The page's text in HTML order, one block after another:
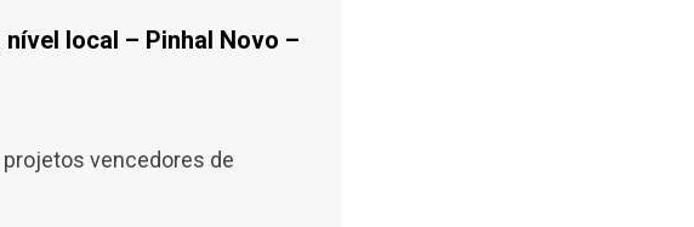
local – Pinhal Novo –
projetos vencedores de